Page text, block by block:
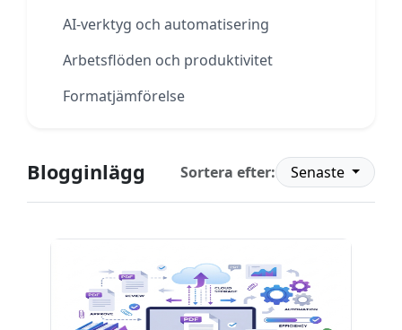
AI-verktyg och automatisering
Arbetsflöden och produktivitet
Formatjämförelse
Blogginlägg Sortera efter: Senaste